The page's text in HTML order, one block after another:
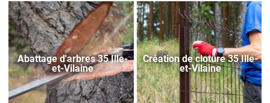
Abattage d'arbres 35 Ille-
et-Vilaine
Création de cloture 35 Ille-
et-Vilaine